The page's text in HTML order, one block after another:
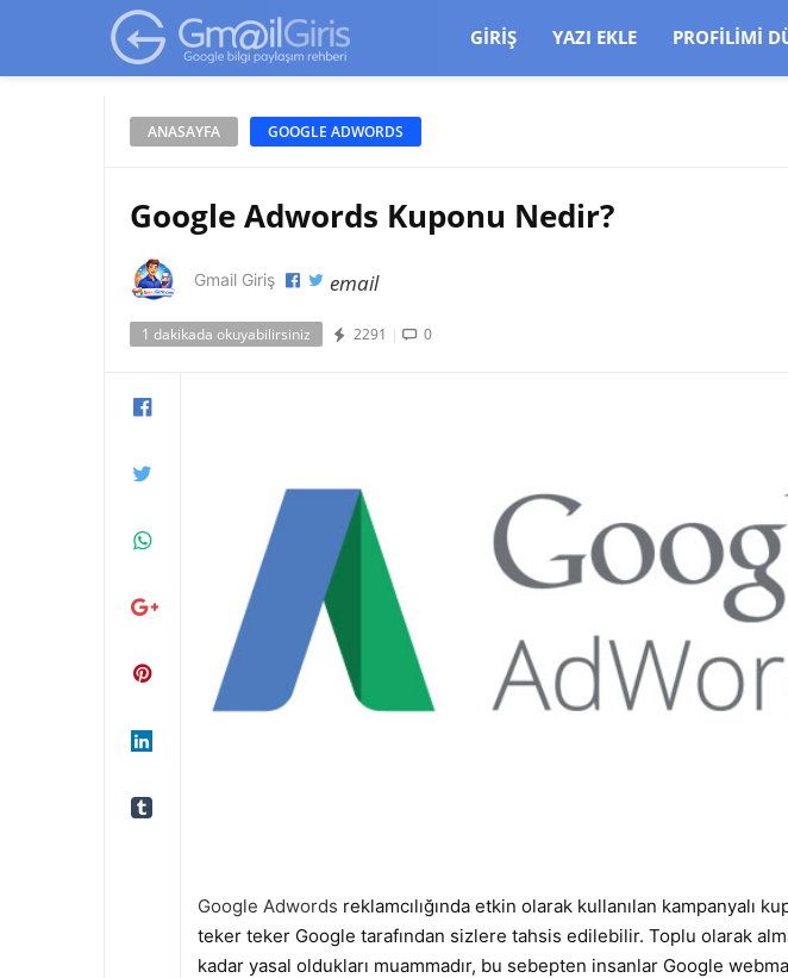
google-site-verification=vqSI0upH550kabR5X8xpjMYieaXmuBueYgCJBW3uetM
GIRIŞ YAZI EKLE PROFILIMI
ANASAYFA GOOGLE ADWORDS
Google Adwords Kuponu Nedir?
Gmail Giriş email
1 dakikada okuyabilirsiniz 2291 | 0
Google Adwords reklamcılığında etkin olarak kullanılan kampanyalı
teker teker Google tarafından sizlere tahsis edilebilir. Toplu olarak
kadar yasal oldukları muammadır, bu sebepten insanlar Google